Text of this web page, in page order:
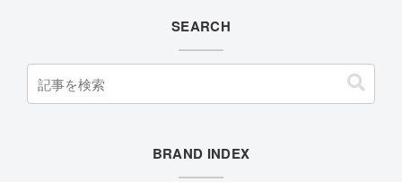
SEARCH
BRAND INDEX